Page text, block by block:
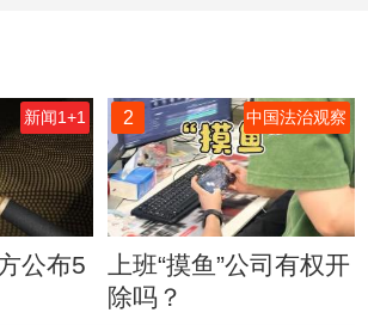
新闻1+1
公布5
2 中国法治观察
上班“摸鱼”公司有权开
除吗？